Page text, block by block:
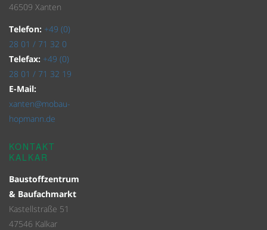
46509 Xanten
Telefon: +49 (0)
28 01 / 71 32 0
Telefax: +49 (0)
28 01 / 71 32 19
E-Mail:
xanten@mobau-
hopmann.de
KONTAKT
KALKAR
Baustoffzentrum
& Baufachmarkt
Kastellstraße 51
47546 Kalkar